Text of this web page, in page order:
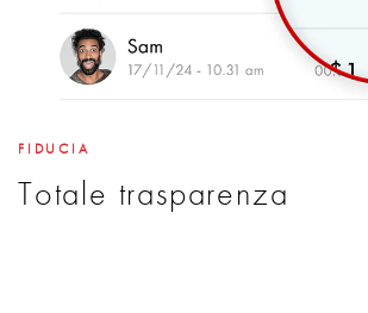
FIDUCIA
Totale trasparenza